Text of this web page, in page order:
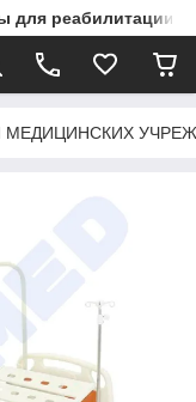
для реабилитации
МЕДИЦИНСКИХ